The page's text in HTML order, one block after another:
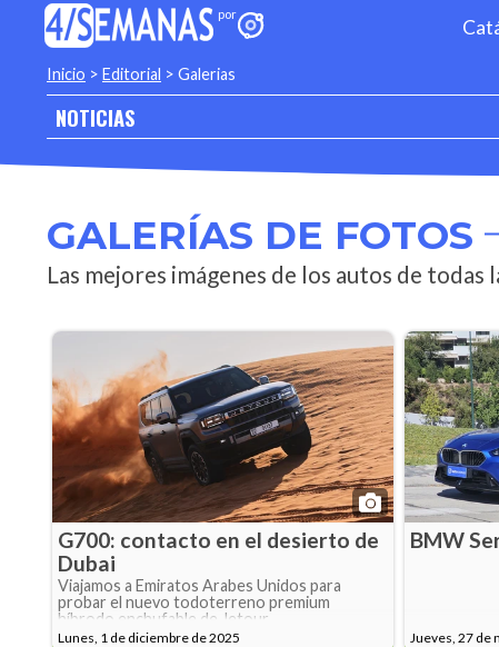
Inicio > Editorial > Galerias
NOTICIAS
GALERÍAS DE FOTOS
Las mejores imágenes de los autos de todas
G700: contacto en el desierto de
Dubai
Viajamos a Emiratos Arabes Unidos para
probar el nuevo todoterreno premium
híbrodo enchufable de Jetour
Lunes, 1 de diciembre de 2025
BMW
Jueves, 27 de